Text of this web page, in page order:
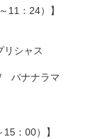
11：24）】
シャス
バナナラマ
：00）】